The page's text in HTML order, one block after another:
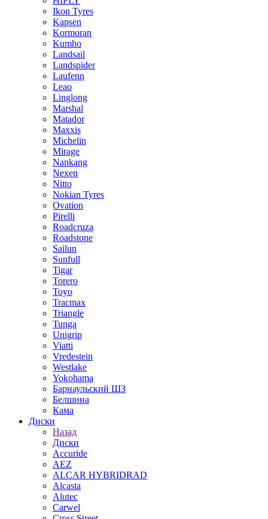
Ikon Tyres
Kapsen
Kormoran
Kumho
Landsail
Landspider
Laufenn
Leao
Linglong
Marshal
Matador
Maxxis
Michelin
Mirage
Nankang
Nexen
Nitto
Nokian Tyres
Ovation
Pirelli
Roadcruza
Roadstone
Sailun
Sunfull
Tigar
Torero
Toyo
Tracmax
Triangle
Tunga
Unigrip
Viatti
Vredestein
Westlake
Yokohama
Барнаульский ШЗ
Белшина
Кама
Диски
Назад
Диски
Accuride
AEZ
ALCAR HYBRIDRAD
Alcasta
Alutec
Carwel